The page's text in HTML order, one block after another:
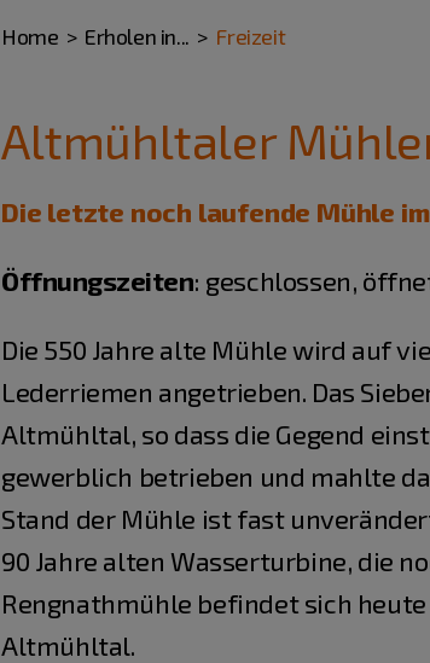
Home Erholen in... Freizeit
Altmühltaler
Die letzte noch laufende Mühle
Öffnungszeiten: geschlossen,
Die 550 Jahre alte Mühle wird auf
Lederriemen angetrieben. Das
Altmühltal, so dass die Gegend
gewerblich betrieben und mahlte
Stand der Mühle ist fast
90 Jahre alten Wasserturbine, die
Rengnathmühle befindet sich
Altmühltal.